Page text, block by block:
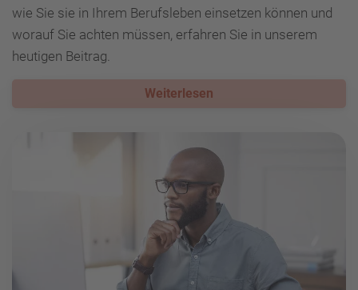
wie Sie sie in Ihrem Berufsleben einsetzen können und
worauf Sie achten müssen, erfahren Sie in unserem
heutigen Beitrag.
Weiterlesen